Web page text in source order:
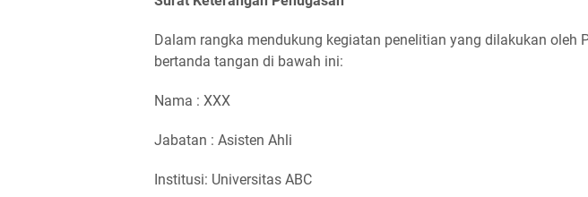
Dalam rangka mendukung kegiatan penelitian yang dilakukan oleh
bertanda tangan di bawah ini:
Nama : XXX
Jabatan : Asisten Ahli
Institusi: Universitas ABC